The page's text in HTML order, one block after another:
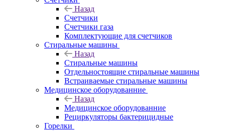
Назад
Счетчики
Счетчики газа
Комплектующие для счетчиков
Стиральные машины
Назад
Стиральные машины
Отдельностоящие стиральные машины
Встраиваемые стиральные машины
Медицинское оборудованние
Назад
Медицинское оборудованние
Рециркуляторы бактерицидные
Горелки